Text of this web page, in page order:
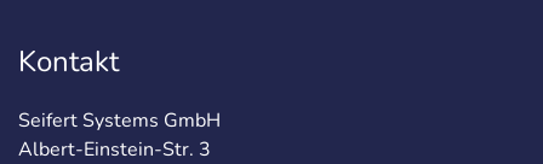
Kontakt
Seifert Systems GmbH
Albert-Einstein-Str. 3